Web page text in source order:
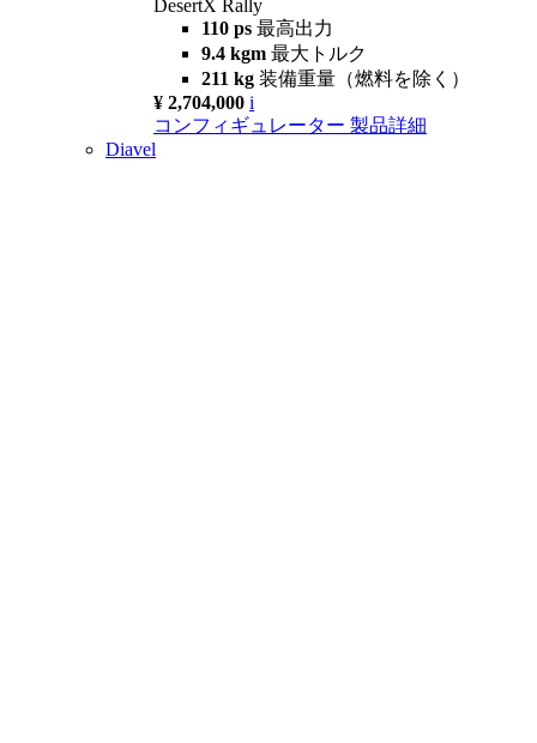
DesertX Rally
110 ps 最高出力
9.4 kgm 最大トルク
211 kg 装備重量（燃料を除く）
¥ 2,704,000 i
コンフィギュレーター 製品詳細
Diavel